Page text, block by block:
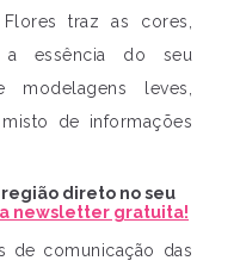
traz as cores,
essência do seu
leves,
de informações
direto no seu
newsletter gratuita!
de comunicação das